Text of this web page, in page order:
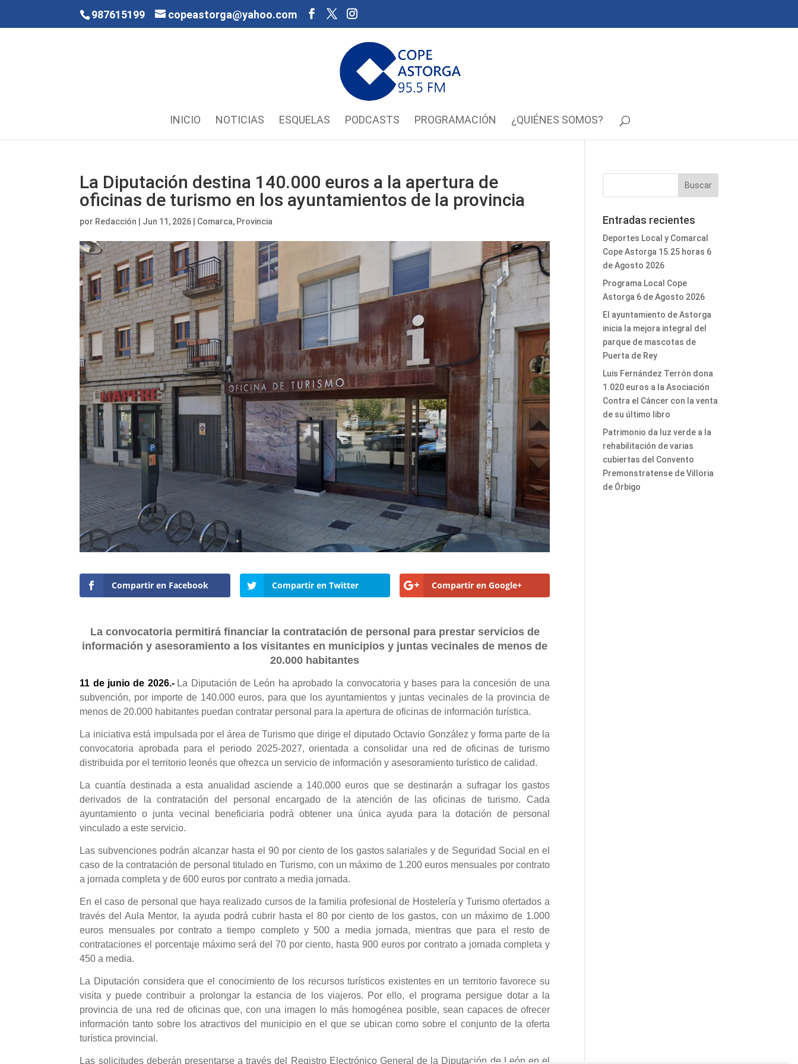
987615199 copeastorga@yahoo.com
INICIO NOTICIAS ESQUELAS PODCASTS PROGRAMACIÓN ¿QUIÉNES SOMOS?
La Diputación destina 140.000 euros a la apertura de
oficinas de turismo en los ayuntamientos de la provincia
por Redacción Jun 11, 2026 Comarca, Provincia
Compartir en Facebook Compartir en Twitter Compartir en Google+
La convocatoria permitirá financiar la contratación de personal para prestar servicios de
información y asesoramiento a los visitantes en municipios y juntas vecinales de menos de
20.000 habitantes
11 de junio de 2026.- La Diputación de León ha aprobado la convocatoria y bases para la concesión de una
subvención, por importe de 140.000 euros, para que los ayuntamientos y juntas vecinales de la provincia de
menos de 20.000 habitantes puedan contratar personal para la apertura de oficinas de información turística.
La iniciativa está impulsada por el área de Turismo que dirige el diputado Octavio González y forma parte de la
convocatoria aprobada para el periodo 2025-2027, orientada a consolidar una red de oficinas de turismo
distribuida por el territorio leonés que ofrezca un servicio de información y asesoramiento turístico de calidad.
La cuantía destinada a esta anualidad asciende a 140.000 euros que se destinarán a sufragar los gastos
derivados de la contratación del personal encargado de la atención de las oficinas de turismo. Cada
ayuntamiento o junta vecinal beneficiaria podrá obtener una única ayuda para la dotación de personal
vinculado a este servicio.
Las subvenciones podrán alcanzar hasta el 90 por ciento de los gastos salariales y de Seguridad Social en el
caso de la contratación de personal titulado en Turismo, con un máximo de 1.200 euros mensuales por contrato
a jornada completa y de 600 euros por contrato a media jornada.
En el caso de personal que haya realizado cursos de la familia profesional de Hostelería y Turismo ofertados a
través del Aula Mentor, la ayuda podrá cubrir hasta el 80 por ciento de los gastos, con un máximo de 1.000
euros mensuales por contrato a tiempo completo y 500 a media jornada, mientras que para el resto de
contrataciones el porcentaje máximo será del 70 por ciento, hasta 900 euros por contrato a jornada completa y
450 a media.
La Diputación considera que el conocimiento de los recursos turísticos existentes en un territorio favorece su
visita y puede contribuir a prolongar la estancia de los viajeros. Por ello, el programa persigue dotar a la
provincia de una red de oficinas que, con una imagen lo más homogénea posible, sean capaces de ofrecer
información tanto sobre los atractivos del municipio en el que se ubican como sobre el conjunto de la oferta
turística provincial.
Las solicitudes deberán presentarse a través del Registro Electrónico General de la Diputación de León en el
Entradas recientes
Deportes Local y Comarcal
Cope Astorga 15.25 horas 6
de Agosto 2026
Programa Local Cope
Astorga 6 de Agosto 2026
El ayuntamiento de Astorga
inicia la mejora integral del
parque de mascotas de
Puerta de Rey
Luis Fernández Terrón dona
1.020 euros a la Asociación
Contra el Cáncer con la venta
de su último libro
Patrimonio da luz verde a la
rehabilitación de varias
cubiertas del Convento
Premonstratense de Villoria
de Órbigo